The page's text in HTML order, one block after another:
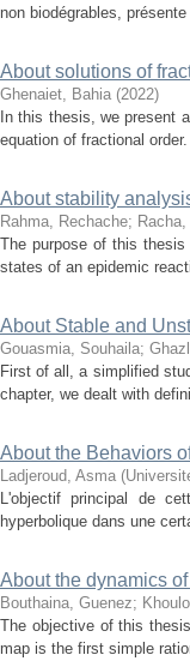
non biodégrables,
About solutions of
Ghenaiet, Bahia (2022)
In this thesis, we present
equation of fractional
About stability
Rahma, Rechache;
The purpose of this
states of an epidemic
About Stable and
Gouasmia, Souhaila;
First of all, a simplified
chapter, we dealt with
About the Behaviors
Ladjeroud, Asma (
L'objectif principal de
hyperbolique dans une
About the dynamics
Bouthaina, Guenez;
The objective of this
map is the first simple